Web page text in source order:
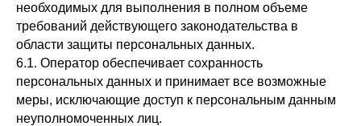
необходимых для выполнения в полном объеме
требований действующего законодательства в
области защиты персональных данных.
6.1. Оператор обеспечивает сохранность
персональных данных и принимает все возможные
меры, исключающие доступ к персональным данным
неуполномоченных лиц.